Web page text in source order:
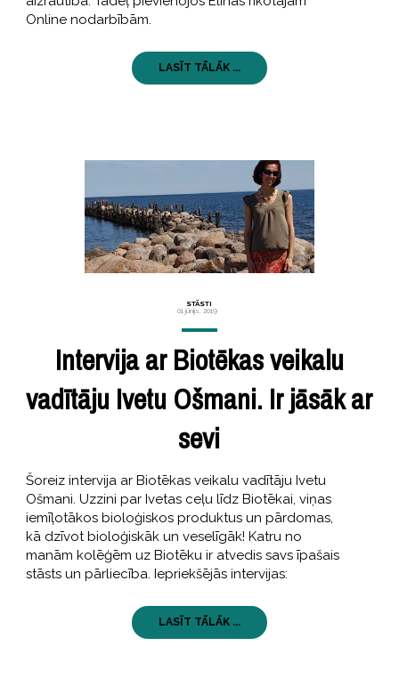
Online nodarbībām.
LASĪT TĀLĀK ...
STĀSTI
01 jūnijs, 2019
Intervija ar Biotēkas veikalu
vadītāju Ivetu Ošmani. Ir jāsāk ar
sevi
Šoreiz intervija ar Biotēkas veikalu vadītāju Ivetu
Ošmani. Uzzini par Ivetas ceļu līdz Biotēkai, viņas
iemīļotākos bioloģiskos produktus un pārdomas,
kā dzīvot bioloģiskāk un veselīgāk! Katru no
manām kolēģēm uz Biotēku ir atvedis savs īpašais
stāsts un pārliecība. Iepriekšējās intervijas:
LASĪT TĀLĀK ...